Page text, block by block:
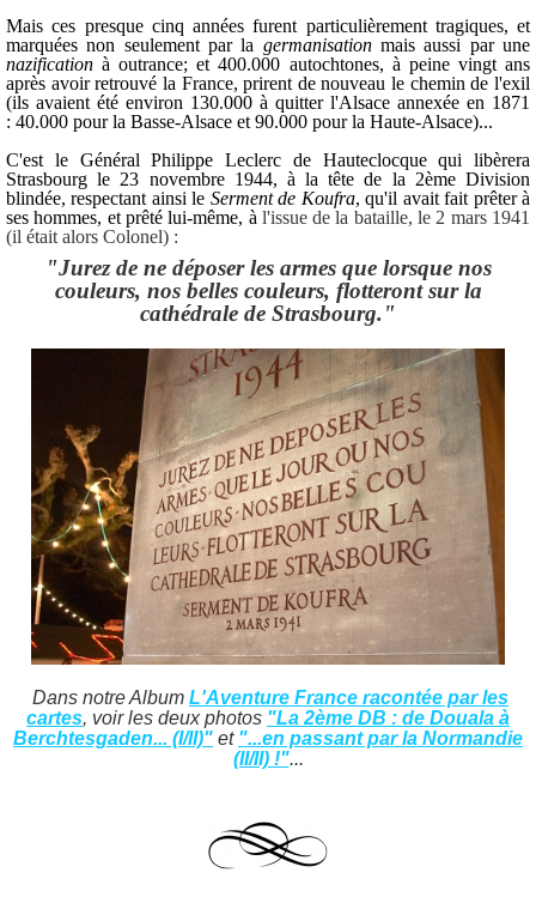
Mais ces presque cinq années furent particulièrement tragiques, et
marquées non seulement par la germanisationmais aussi par une
nazification à outrance; et 400.000 autochtones, à peine vingt ans
après avoir retrouvé la France, prirent de nouveau le chemin de l'exil
(ils avaient été environ 130.000 à quitter l'Alsace annexée en 1871
: 40.000 pour la Basse-Alsace et 90.000 pour la Haute-Alsace)...
C'est le Général Philippe Leclerc de Hauteclocque qui libèrera
Strasbourg le 23 novembre 1944, à la tête de la 2ème Division
blindée, respectant ainsi le Serment de Koufra, qu'il avait fait prêter à
ses hommes, et prêté lui-même, à l'issue de la bataille, le 2 mars 1941
(il était alors Colonel) :
"Jurez de ne déposer les armes que lorsque nos
couleurs, nos belles couleurs, flotteront sur la
cathédrale de Strasbourg."
Dans notre Album L'Aventure France racontée par les
cartes, voir les deux photos "La 2ème DB : de Douala à
Berchtesgaden... (I/II)" et "...en passant par la Normandie
(II/II) !"...